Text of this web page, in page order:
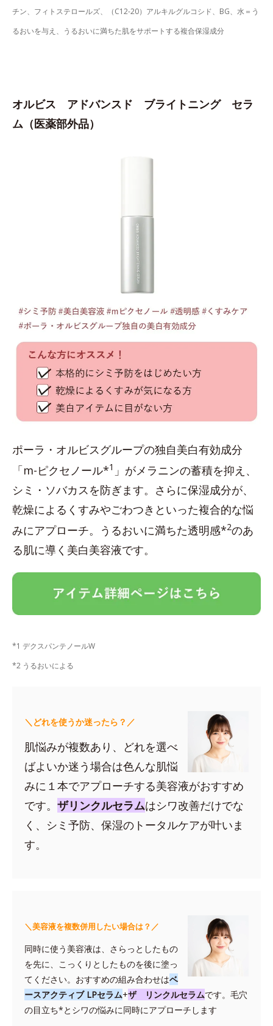
チン、フィトステロールズ、（C12-20）アルキルグルコシド、BG、水＝う
るおいを与え、うるおいに満ちた肌をサポートする複合保湿成分
オルビス アドバンスド ブライトニング セラ
ム（医薬部外品）
ポーラ・オルビスグループの独自美白有効成分
「m-ピクセノール*1 」がメラニンの蓄積を抑え、
シミ・ソバカスを防ぎます。さらに保湿成分が、
乾燥によるくすみやごわつきといった複合的な悩
みにアプローチ。うるおいに満ちた透明感*2のあ
る肌に導く美白美容液です。
*1 デクスパンテノールW
*2 うるおいによる
＼どれを使うか迷ったら？／
肌悩みが複数あり、どれを選べ
ばよいか迷う場合は色んな肌悩
みに１本でアプローチする美容液がおすすめ
です。 ザリンクルセラムはシワ改善だけでな
く、シミ予防、保湿のトータルケアが叶いま
す。
＼美容液を複数併用したい場合は？／
同時に使う美容液は、さらっとしたもの
を先に、こっくりとしたものを後に塗っ
てください。おすすめの組み合わせはベ
ースアクティブ LPセラム+ザ リンクルセラムです。毛穴
の目立ち*とシワの悩みに同時にアプローチします